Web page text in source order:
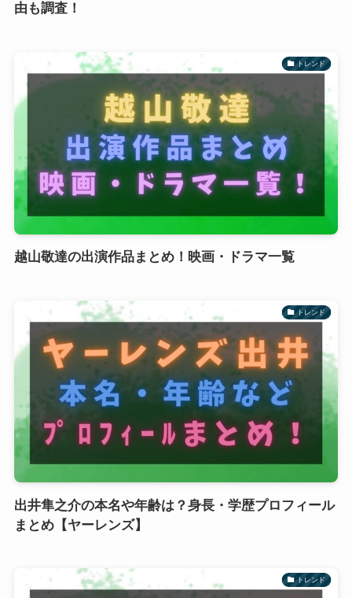
由も調査！
トレンド
越山敬達の出演作品まとめ！映画・ドラマ一覧
トレンド
出井隼之介の本名や年齢は？身長・学歴プロフィール
まとめ【ヤーレンズ】
トレンド